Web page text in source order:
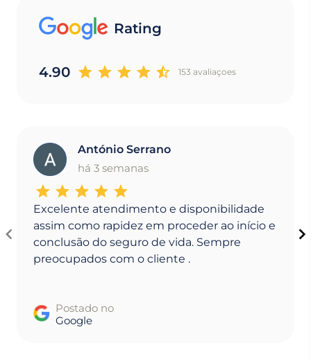
Rating
4.90 153 avaliaçoes
A
António Serrano
há 3 semanas
Excelente atendimento e disponibilidade
assim como rapidez em proceder ao início e
conclusão do seguro de vida. Sempre
preocupados com o cliente .
Postado no
Google